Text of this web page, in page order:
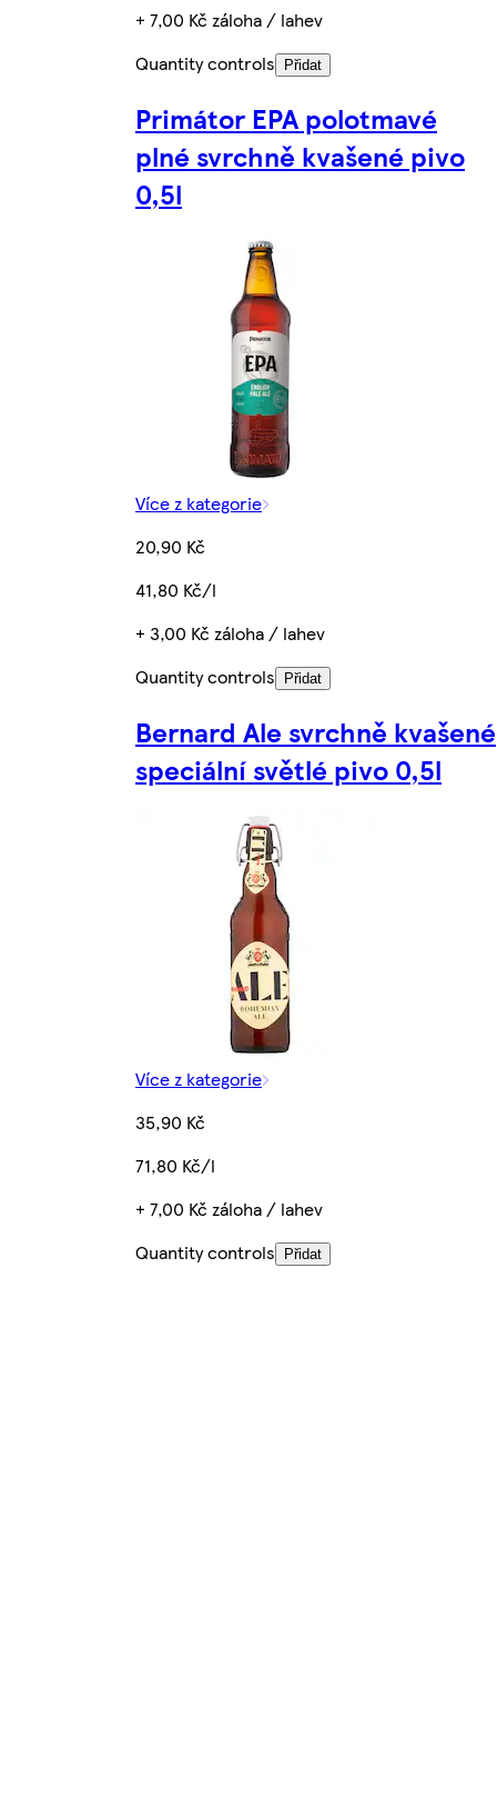
+ 7,00 Kč záloha / lahev
Quantity controls
Přidat
Primátor EPA polotmavé
plné svrchně kvašené pivo
0,5l
Více z kategorie
20,90 Kč
41,80 Kč/l
+ 3,00 Kč záloha / lahev
Quantity controls
Přidat
Bernard Ale svrchně kvašené
speciální světlé pivo 0,5l
Více z kategorie
35,90 Kč
71,80 Kč/l
+ 7,00 Kč záloha / lahev
Quantity controls
Přidat